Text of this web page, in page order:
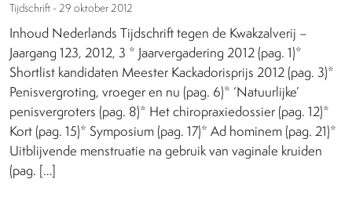
Tijdschrift - 29 oktober 2012
Inhoud Nederlands Tijdschrift tegen de Kwakzalverij –
Jaargang 123, 2012, 3 * Jaarvergadering 2012 (pag. 1)*
Shortlist kandidaten Meester Kackadorisprijs 2012 (pag. 3)*
Penisvergroting, vroeger en nu (pag. 6)* ‘Natuurlijke’
penisvergroters (pag. 8)* Het chiropraxiedossier (pag. 12)*
Kort (pag. 15)* Symposium (pag. 17)* Ad hominem (pag. 21)*
Uitblijvende menstruatie na gebruik van vaginale kruiden
(pag. […]